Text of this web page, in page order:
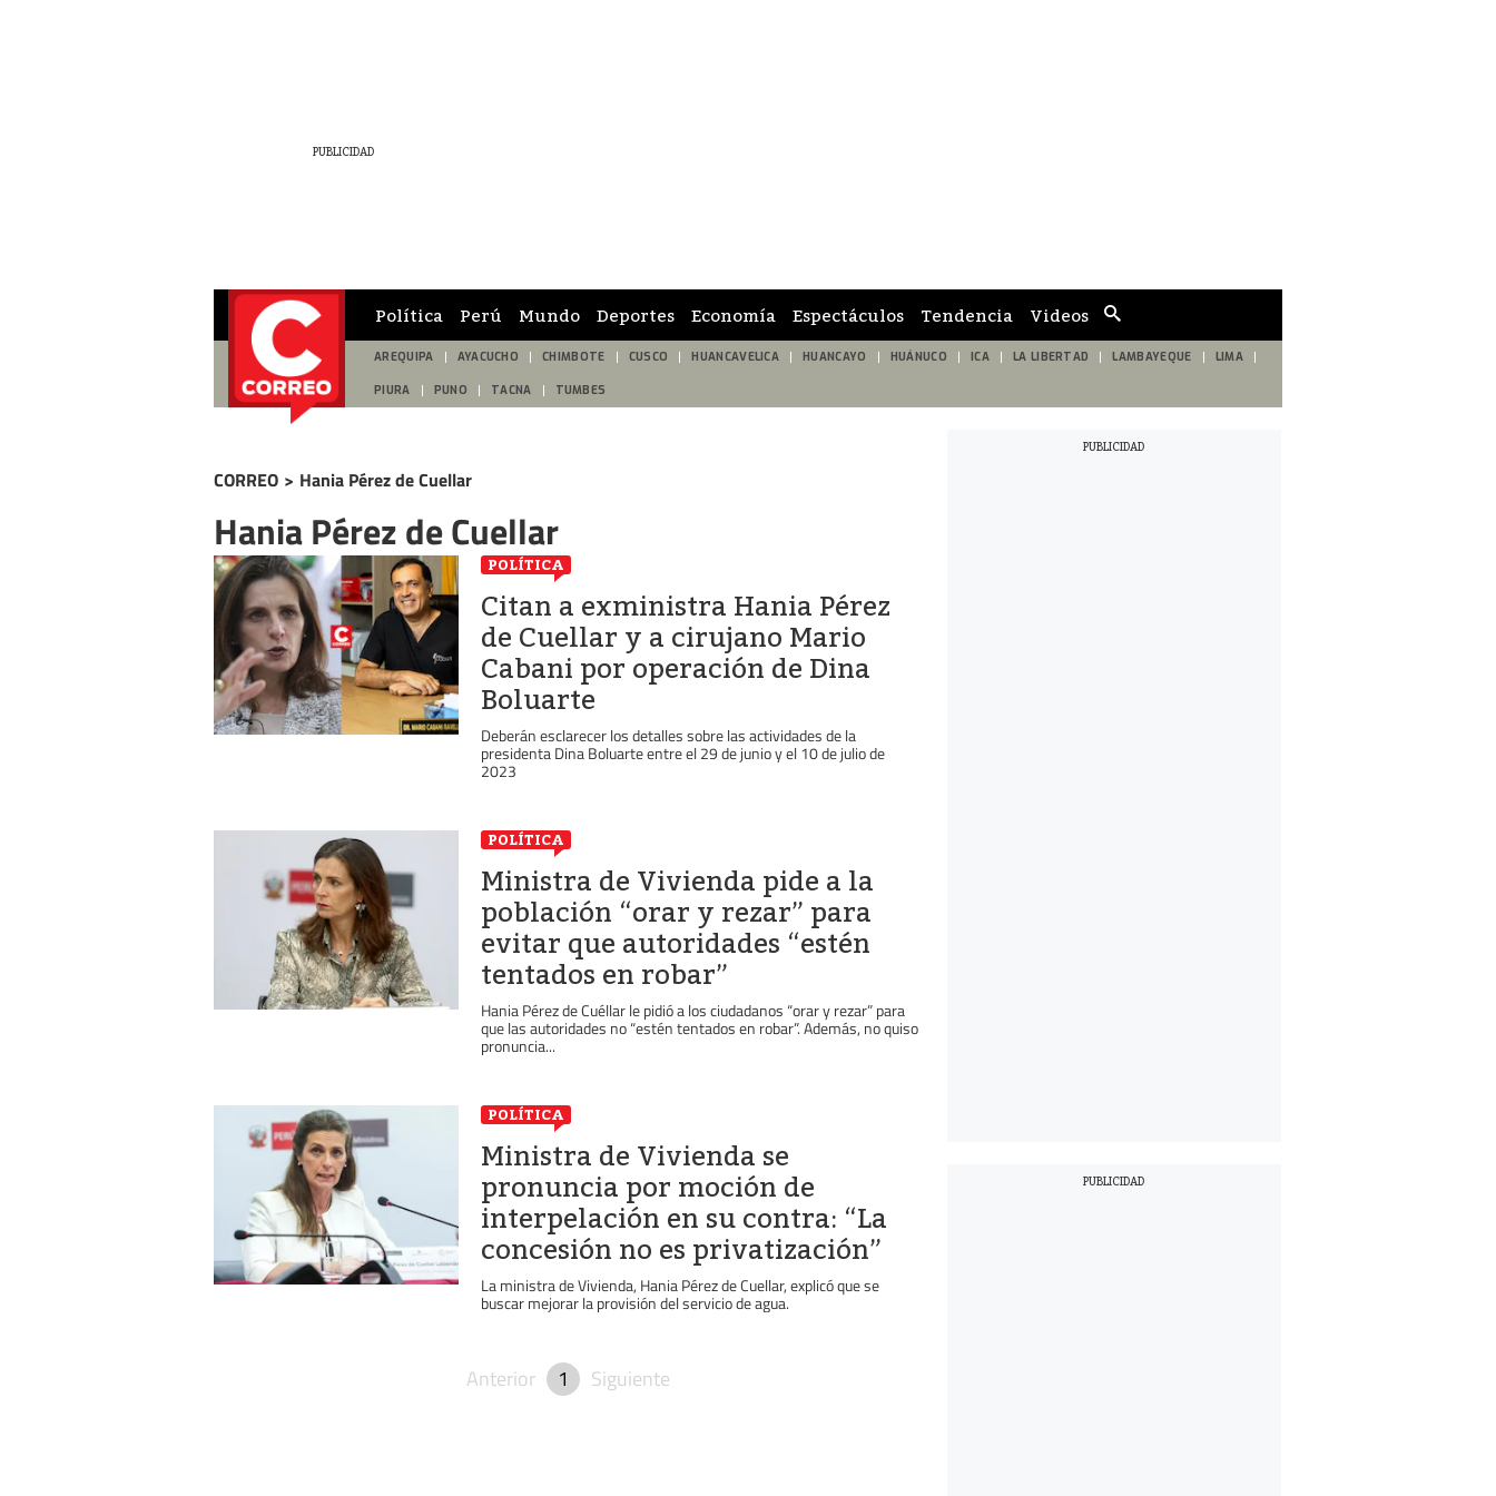
de
búsqueda
Política Perú Mundo Deportes Economía Espectáculos Tendencia Videos
AREQUIPA AYACUCHO CHIMBOTE CUSCO HUANCAVELICA HUANCAYO HUÁNUCO ICA LA LIBERTAD LAMBAYEQUE LIMA
PIURA PUNO TACNA TUMBES
CORREO > Hania Pérez de Cuellar
Hania Pérez de Cuellar
POLÍTICA
Citan a exministra Hania Pérez
de Cuellar y a cirujano Mario
Cabani por operación de Dina
Boluarte
Deberán esclarecer los detalles sobre las actividades de la
presidenta Dina Boluarte entre el 29 de junio y el 10 de julio de
2023
POLÍTICA
Ministra de Vivienda pide a la
población “orar y rezar” para
evitar que autoridades “estén
tentados en robar”
Hania Pérez de Cuéllar le pidió a los ciudadanos “orar y rezar” para
que las autoridades no “estén tentados en robar”. Además, no quiso
pronuncia...
POLÍTICA
Ministra de Vivienda se
pronuncia por moción de
interpelación en su contra: “La
concesión no es privatización”
La ministra de Vivienda, Hania Pérez de Cuellar, explicó que se
buscar mejorar la provisión del servicio de agua.
Anterior 1 Siguiente